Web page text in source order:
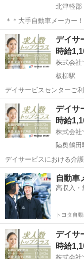
北津軽郡
＊＊大手自動車メーカー！車両
OK！ 車・バイクいじり
目指せます◎ 若手男性活躍中☆ ＜具体的には…＞ ◆主
ドの車両整備・点検を行
青森 北津軽郡 工
デイサ
時給
株式会
板柳駅
デイサービスセンターご
等 ・レクリエーション企画、
経験の方OKの求人です！ 次のようなご希望がある方におすすめ ・介
護士として働きたい ・介
青森 北津軽郡 板
デイサ
時給
株式会
陸奥鶴田
デイサービスにおける介
の援助 ・送迎業務(鶴田
通車ワンボックス/AT) 無資格・未経験の方OKの求人です！ 次のよう
なご希望がある方にお...
青森 北津軽郡 陸
自動車
高収入・
トヨタ自
デイサ
時給
株式会